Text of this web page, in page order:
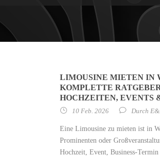
LIMOUSINE MIETEN IN
KOMPLETTE
HOCHZEITEN, EVENTS
10 Feb. 2026 Durch
Eine Limousine zu mieten ist in
Prominenten oder
Hochzeit, Event, Business-